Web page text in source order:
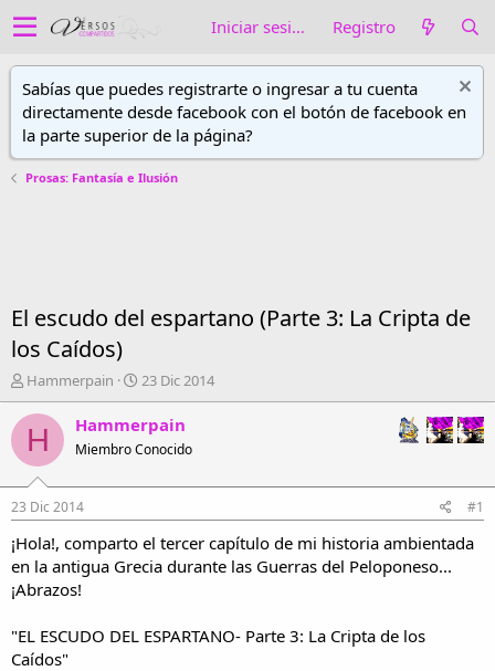
Iniciar sesión Registro
Sabías que puedes registrarte o ingresar a tu cuenta
directamente desde facebook con el botón de facebook en
la parte superior de la página?
Prosas: Fantasía e Ilusión
El escudo del espartano (Parte 3: La Cripta de
los Caídos)
A
u
t
o
r
d
e
h
i
o
Hammerpain
F
e
c
a
i
n
c
23 Dic 2014
H Hammerpain
Miembro Conocido
23 Dic 2014 #1
¡Hola!, comparto el tercer capítulo de mi historia ambientada
en la antigua Grecia durante las Guerras del Peloponeso...
¡Abrazos!
"EL ESCUDO DEL ESPARTANO- Parte 3: La Cripta de los
Caídos"